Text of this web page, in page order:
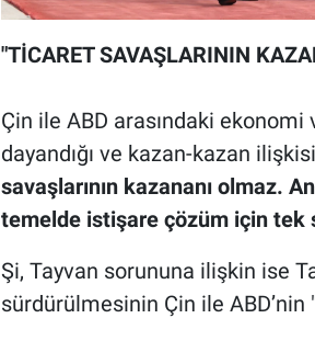
"TİCARET SAVAŞLARININ
Çin ile ABD arasındaki ekonomi
dayandığı ve kazan-kazan
savaşlarının kazananı olmaz.
temelde istişare çözüm için tek
Şi, Tayvan sorununa ilişkin ise
sürdürülmesinin Çin ile ABD’nin